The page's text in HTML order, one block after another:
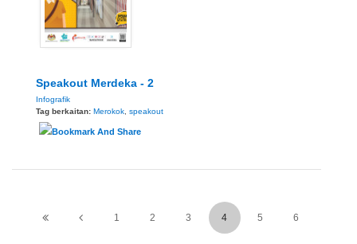
Speakout Merdeka - 2
Infografik
Tag berkaitan: Merokok, speakout
1 2 3 4 5 6